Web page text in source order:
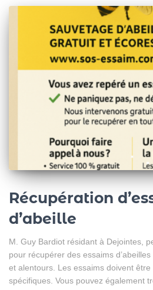
Récupération
d’abeille
M. Guy Bardiot résidant à Dejointes,
pour récupérer des essaims
et alentours. Les essaims doivent
spécifiques. Vous pouvez également